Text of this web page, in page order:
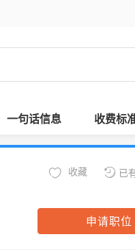
一句话信息 收费标
已
收藏
申请职位